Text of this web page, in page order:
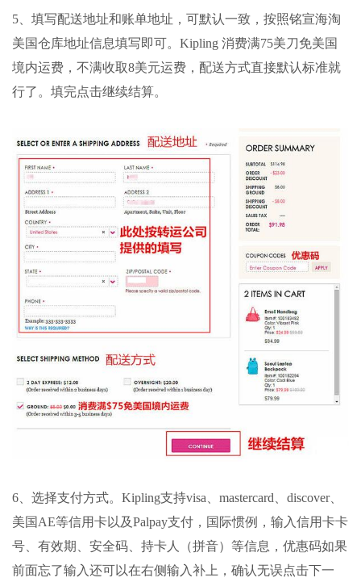
5、填写配送地址和账单地址，可默认一致，按照铭宣海淘
美国仓库地址信息填写即可。Kipling 消费满75美刀免美国
境内运费，不满收取8美元运费，配送方式直接默认标准就
行了。填完点击继续结算。
6、选择支付方式。Kipling支持visa、mastercard、discover、
美国AE等信用卡以及Palpay支付，国际惯例，输入信用卡卡
号、有效期、安全码、持卡人（拼音）等信息，优惠码如果
前面忘了输入还可以在右侧输入补上，确认无误点击下一